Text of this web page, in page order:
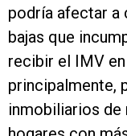
podría afectar a
bajas que
recibir el IMV
principalmente,
inmobiliarios de